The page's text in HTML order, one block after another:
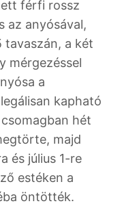
férfi rossz
az anyósával,
a két
mérgezéssel
a
kapható
hét
majd
és július 1-re
estéken a
öntötték.